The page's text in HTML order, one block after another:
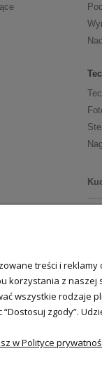
treści i
korzystania z
wszystkie rodzaje
zgody”.
w Polityce